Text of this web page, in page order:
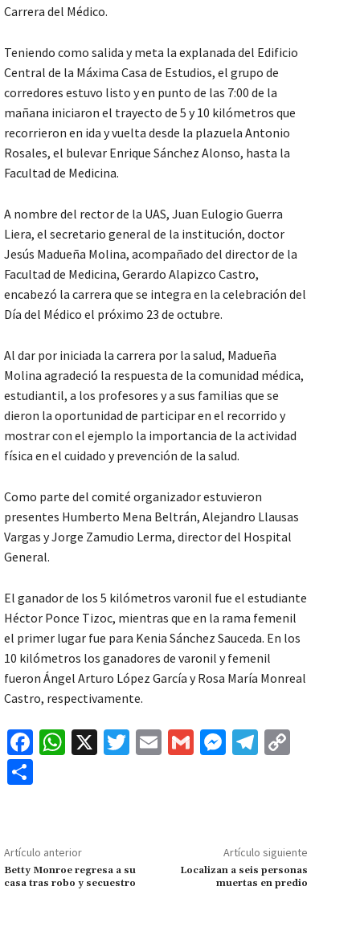
Carrera del Médico.
Teniendo como salida y meta la explanada del Edificio
Central de la Máxima Casa de Estudios, el grupo de
corredores estuvo listo y en punto de las 7:00 de la
mañana iniciaron el trayecto de 5 y 10 kilómetros que
recorrieron en ida y vuelta desde la plazuela Antonio
Rosales, el bulevar Enrique Sánchez Alonso, hasta la
Facultad de Medicina.
A nombre del rector de la UAS, Juan Eulogio Guerra
Liera, el secretario general de la institución, doctor
Jesús Madueña Molina, acompañado del director de la
Facultad de Medicina, Gerardo Alapizco Castro,
encabezó la carrera que se integra en la celebración del
Día del Médico el próximo 23 de octubre.
Al dar por iniciada la carrera por la salud, Madueña
Molina agradeció la respuesta de la comunidad médica,
estudiantil, a los profesores y a sus familias que se
dieron la oportunidad de participar en el recorrido y
mostrar con el ejemplo la importancia de la actividad
física en el cuidado y prevención de la salud.
Como parte del comité organizador estuvieron
presentes Humberto Mena Beltrán, Alejandro Llausas
Vargas y Jorge Zamudio Lerma, director del Hospital
General.
El ganador de los 5 kilómetros varonil fue el estudiante
Héctor Ponce Tizoc, mientras que en la rama femenil
el primer lugar fue para Kenia Sánchez Sauceda. En los
10 kilómetros los ganadores de varonil y femenil
fueron Ángel Arturo López García y Rosa María Monreal
Castro, respectivamente.
Fa
o
k
W
p
p
X
T
E
G
M
ge
r
Te
m Li
n
k
p
ar
Artículo anterior
Betty Monroe regresa a su
casa tras robo y secuestro
Artículo siguiente
Localizan a seis personas
muertas en predio